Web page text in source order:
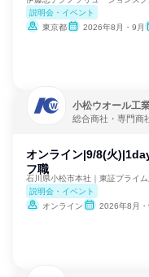
説明会・イベント
東京都
2026年8月・9月
小松ウオール工
総合商社・専門商
オンライン|9/8(火
フ職
石川県小松市本社｜東証プライ
説明会・イベント
オンライン
2026年8月・